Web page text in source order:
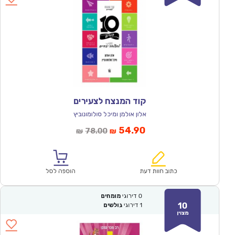
קוד המנצח לצעירים
אלון אולמן ומיכל סולומונוביץ
₪ 78.00המחיר
₪78.00.
₪ 54.90המחיר
הוא:
כתוב חוות דעת הוספה לסל
10
מצוין
0 דירוגי מומחים
1 דירוגי גולשים